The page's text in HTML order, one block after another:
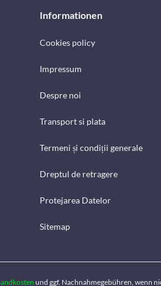
Informationen
Cookies policy
Impressum
Despre noi
Transport si plata
Termeni și condiții generale
Dreptul de retragere
Protejarea Datelor
Sitemap
und ggf. Nachnahmegebühren, wenn